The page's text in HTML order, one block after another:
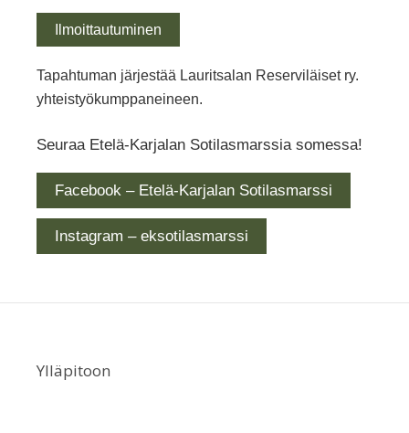
Ilmoittautuminen
Tapahtuman järjestää Lauritsalan Reserviläiset ry.
yhteistyökumppaneineen.
Seuraa Etelä-Karjalan Sotilasmarssia somessa!
Facebook – Etelä-Karjalan Sotilasmarssi
Instagram – eksotilasmarssi
Ylläpitoon